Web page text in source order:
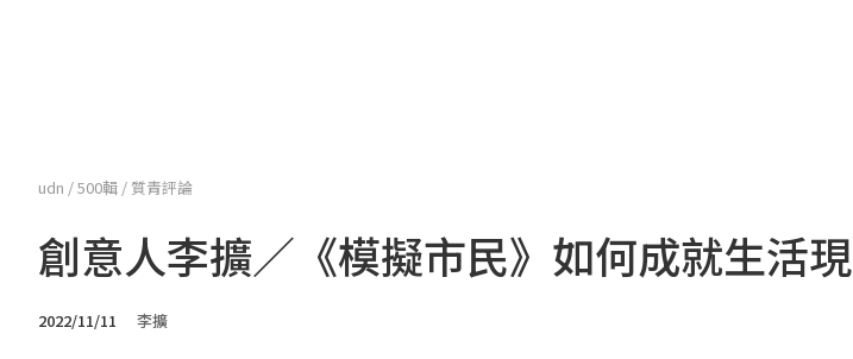
udn /500輯 / 質青評論
創意人李擴／《模擬市民》如何成就生活
2022/11/11 李擴